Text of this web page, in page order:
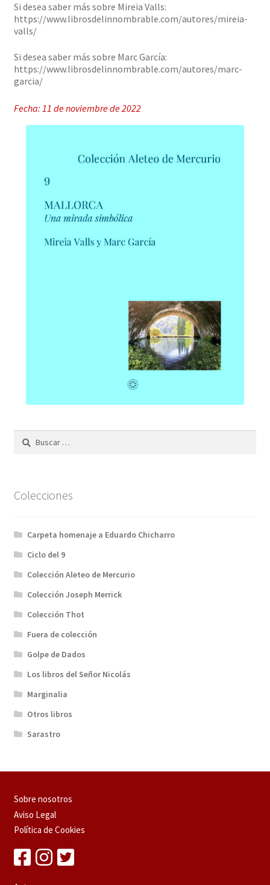
Si desea saber más sobre Mireia Valls:
https://www.librosdelinnombrable.com/autores/mireia-
valls/
Si desea saber más sobre Marc García:
https://www.librosdelinnombrable.com/autores/marc-
garcia/
Fecha: 11 de noviembre de 2022
Buscar:
Colecciones
Carpeta homenaje a Eduardo Chicharro
Ciclo del 9
Colección Aleteo de Mercurio
Colección Joseph Merrick
Colección Thot
Fuera de colección
Golpe de Dados
Los libros del Señor Nicolás
Marginalia
Otros libros
Sarastro
Sobre nosotros
Aviso Legal
Política de Cookies